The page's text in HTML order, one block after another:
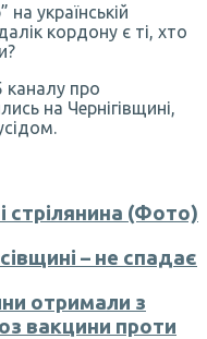
на українській
кордону є ті, хто
каналу про
на Чернігівщині,
стрілянина (Фото)
– не спадає
отримали з
вакцини проти